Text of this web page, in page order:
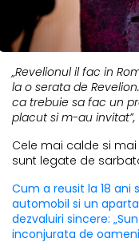
„Revelionul il fac in
la o serata de
ca trebuie sa fac un
placut si m-au invitat”,
Cele mai calde si
sunt legate de
Cum a reusit la 18 ani
automobil si un
dezvaluiri sincere:
inconjurata de